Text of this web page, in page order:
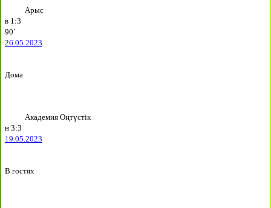
Арыс
в 1:3
90`
26.05.2023
Дома
Академия Оңтүстік
н 3:3
19.05.2023
В гостях